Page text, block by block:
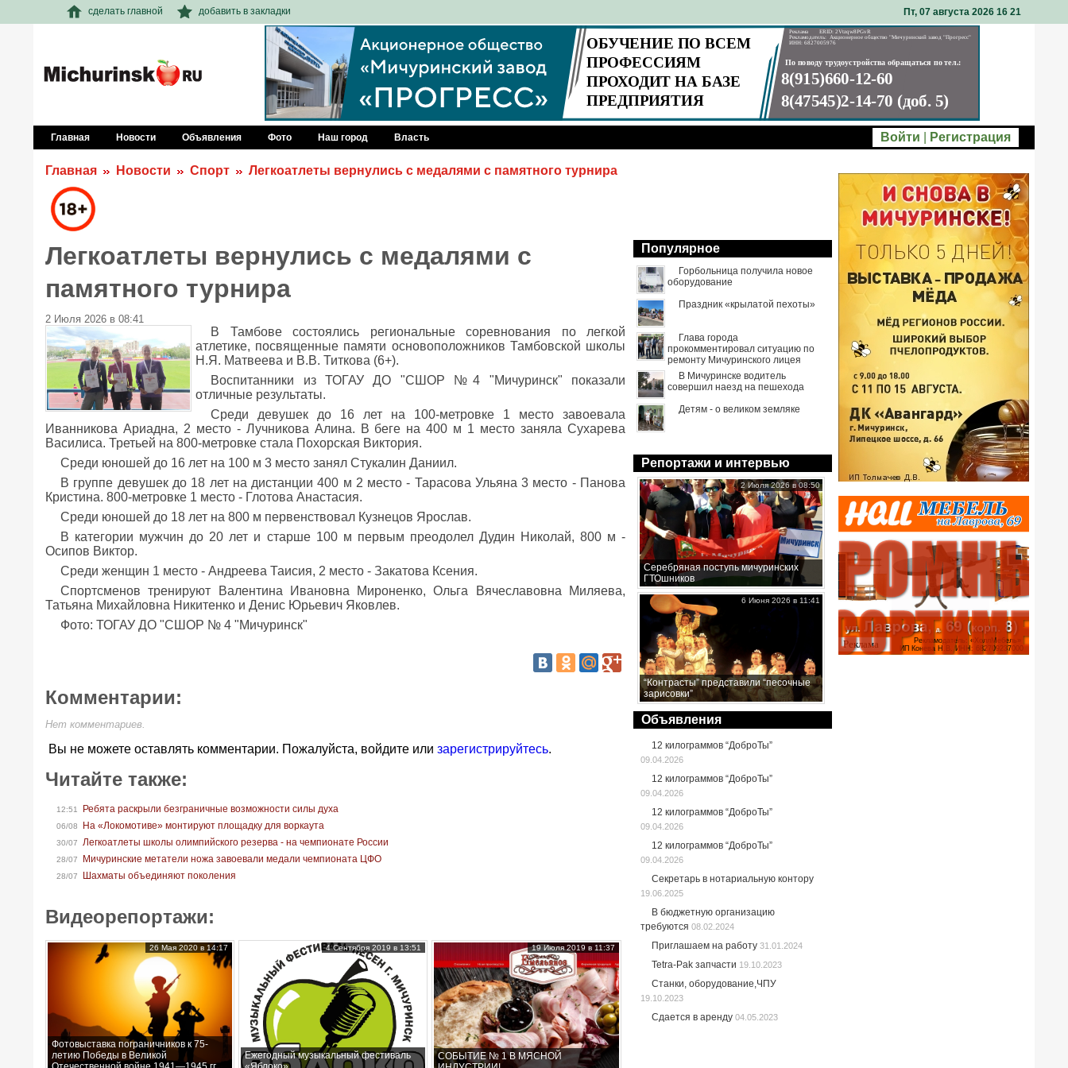
сделать главной добавить в закладки Пт, 07 августа 2026 16 21
Главная Новости Объявления Фото Наш город Власть Войти Регистрация
Главная Новости Спорт Легкоатлеты вернулись с медалями с памятного турнира
Легкоатлеты вернулись с медалями с
памятного турнира
2 Июля 2026 в 08:41
В Тамбове состоялись региональные соревнования по легкой
атлетике, посвященные памяти основоположников Тамбовской школы
Н.Я. Матвеева и В.В. Титкова (6+).
Воспитанники из ТОГАУ ДО "СШОР №4 "Мичуринск" показали
отличные результаты.
Среди девушек до 16 лет на 100-метровке 1 место завоевала
Иванникова Ариадна, 2 место - Лучникова Алина. В беге на 400 м 1 место заняла Сухарева
Василиса. Третьей на 800-метровке стала Похорская Виктория.
Среди юношей до 16 лет на 100 м 3 место занял Стукалин Даниил.
В группе девушек до 18 лет на дистанции 400 м 2 место - Тарасова Ульяна 3 место - Панова
Кристина. 800-метровке 1 место - Глотова Анастасия.
Среди юношей до 18 лет на 800 м первенствовал Кузнецов Ярослав.
В категории мужчин до 20 лет и старше 100 м первым преодолел Дудин Николай, 800 м -
Осипов Виктор.
Среди женщин 1 место - Андреева Таисия, 2 место - Закатова Ксения.
Спортсменов тренируют Валентина Ивановна Мироненко, Ольга Вячеславовна Миляева,
Татьяна Михайловна Никитенко и Денис Юрьевич Яковлев.
Фото: ТОГАУ ДО "СШОР № 4 "Мичуринск"
Комментарии:
Нет комментариев.
Вы не можете оставлять комментарии. Пожалуйста, войдите или зарегистрируйтесь.
Читайте также:
12:51 Ребята раскрыли безграничные возможности силы духа
06/08 На «Локомотиве» монтируют площадку для воркаута
30/07 Легкоатлеты школы олимпийского резерва - на чемпионате России
28/07 Мичуринские метатели ножа завоевали медали чемпионата ЦФО
28/07 Шахматы объединяют поколения
Видеорепортажи:
Фотовыставка пограничников к 75-
летию Победы в Великой
26 Мая 2020 в 14:17
Ежегодный музыкальный фестиваль
4 Сентября 2019 в 13:51
СОБЫТИЕ № 1 В МЯСНОЙ
19 Июля 2019 в 11:37
Популярное
Горбольница получила новое
оборудование
Праздник «крылатой пехоты»
Глава города
прокомментировал ситуацию по
ремонту Мичуринского лицея
В Мичуринске водитель
совершил наезд на пешехода
Детям - о великом земляке
Репортажи и интервью
Серебряная поступь мичуринских
ГТОшников
2 Июля 2026 в 08:50
“Контрасты” представили “песочные
зарисовки”
6 Июня 2026 в 11:41
Объявления
12 килограммов “ДоброТы”
09.04.2026
12 килограммов “ДоброТы”
09.04.2026
12 килограммов “ДоброТы”
09.04.2026
12 килограммов “ДоброТы”
09.04.2026
Секретарь в нотариальную контору
19.06.2025
В бюджетную организацию
требуются 08.02.2024
Приглашаем на работу 31.01.2024
Tetra-Pak запчасти 19.10.2023
Станки, оборудование,ЧПУ
19.10.2023
Сдается в аренду 04.05.2023